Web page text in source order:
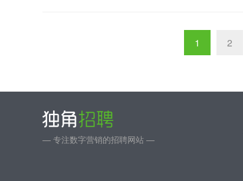
1 2
— 专注数字营销的招聘网站 —